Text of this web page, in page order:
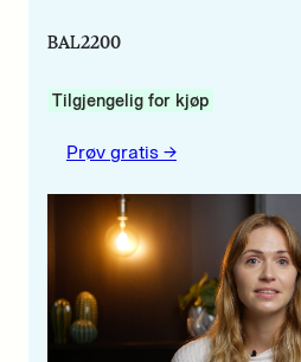
BAL2200
Tilgjengelig for kjøp
Prøv gratis ->